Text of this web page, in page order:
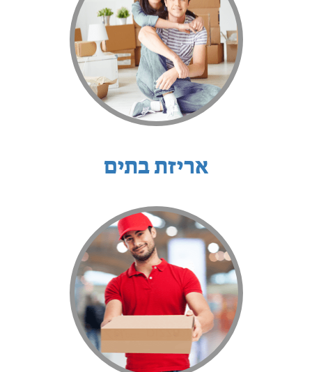
אריזת בתים